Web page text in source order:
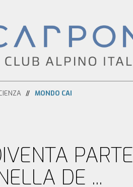
MONDO CAI
PARTE
DE ...